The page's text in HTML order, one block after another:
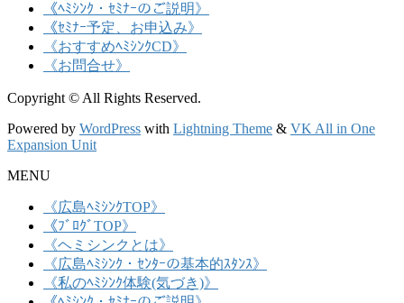
《ﾍﾐｼﾝｸ・ｾﾐﾅｰのご説明》
《ｾﾐﾅｰ予定、お申込み》
《おすすめﾍﾐｼﾝｸCD》
《お問合せ》
Copyright © All Rights Reserved.
Powered by WordPress with Lightning Theme & VK All in One
Expansion Unit
MENU
《広島ﾍﾐｼﾝｸTOP》
《ﾌﾞﾛｸﾞTOP》
《ヘミシンクとは》
《広島ﾍﾐｼﾝｸ・ｾﾝﾀｰの基本的ｽﾀﾝｽ》
《私のﾍﾐｼﾝｸ体験(気づき)》